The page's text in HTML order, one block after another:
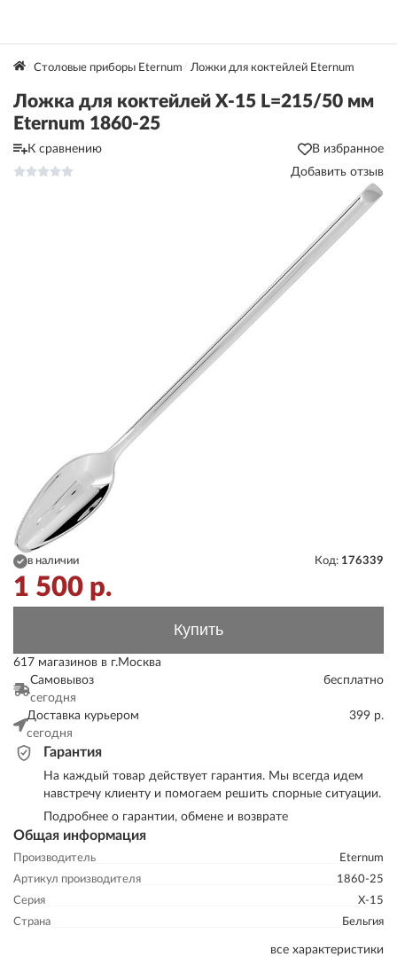
Столовые приборы Eternum Ложки для коктейлей Eternum
Ложка для коктейлей X-15 L=215/50 мм
Eternum 1860-25
К сравнению
В избранное
Добавить отзыв
Общая информация
Производитель
Eternum
Артикул производителя
1860-25
Серия
X-15
Страна
Бельгия
все характеристики
в наличии Код: 176339
1 500 р.
Купить
617 магазинов в г.Москва
Самовывоз
сегодня
бесплатно
Доставка курьером
сегодня
399 р.
Гарантия
На каждый товар действует гарантия. Мы всегда идем
навстречу клиенту и помогаем решить спорные ситуации.
Подробнее о гарантии, обмене и возврате